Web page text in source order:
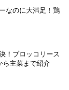
なのに大満足！鶏
！ブロッコリース
ら主菜まで紹介